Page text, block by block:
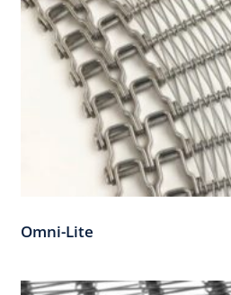
Omni-Lite